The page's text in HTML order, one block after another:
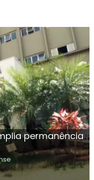
permanência